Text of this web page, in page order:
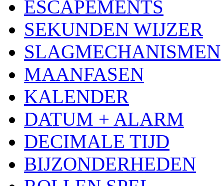
ESCAPEMENTS
SEKUNDEN WIJZER
SLAGMECHANISMEN
MAANFASEN
KALENDER
DATUM + ALARM
DECIMALE TIJD
BIJZONDERHEDEN